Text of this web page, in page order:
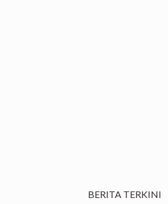
BERITA TERKINI